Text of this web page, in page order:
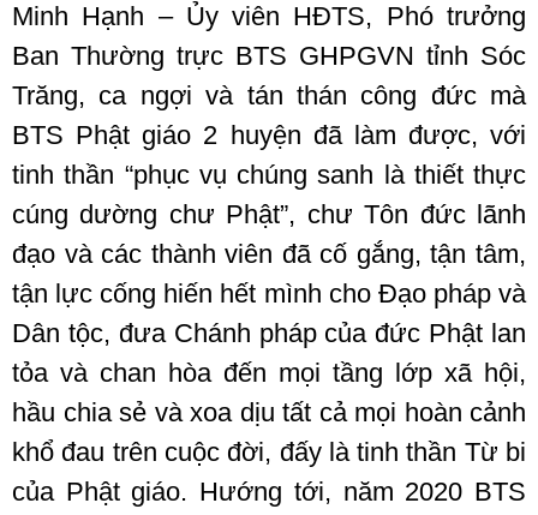
Minh Hạnh – Ủy viên HĐTS, Phó trưởng
Ban Thường trực BTS GHPGVN tỉnh Sóc
Trăng, ca ngợi và tán thán công đức mà
BTS Phật giáo 2 huyện đã làm được, với
tinh thần “phục vụ chúng sanh là thiết thực
cúng dường chư Phật”, chư Tôn đức lãnh
đạo và các thành viên đã cố gắng, tận tâm,
tận lực cống hiến hết mình cho Đạo pháp và
Dân tộc, đưa Chánh pháp của đức Phật lan
tỏa và chan hòa đến mọi tầng lớp xã hội,
hầu chia sẻ và xoa dịu tất cả mọi hoàn cảnh
khổ đau trên cuộc đời, đấy là tinh thần Từ bi
của Phật giáo. Hướng tới, năm 2020 BTS